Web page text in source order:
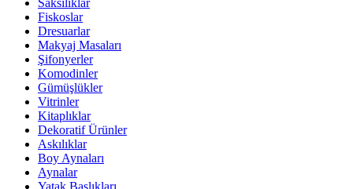
Fiskoslar
Dresuarlar
Makyaj Masaları
Şifonyerler
Komodinler
Gümüşlükler
Vitrinler
Kitaplıklar
Dekoratif Ürünler
Askılıklar
Boy Aynaları
Aynalar
Yatak Başlıkları